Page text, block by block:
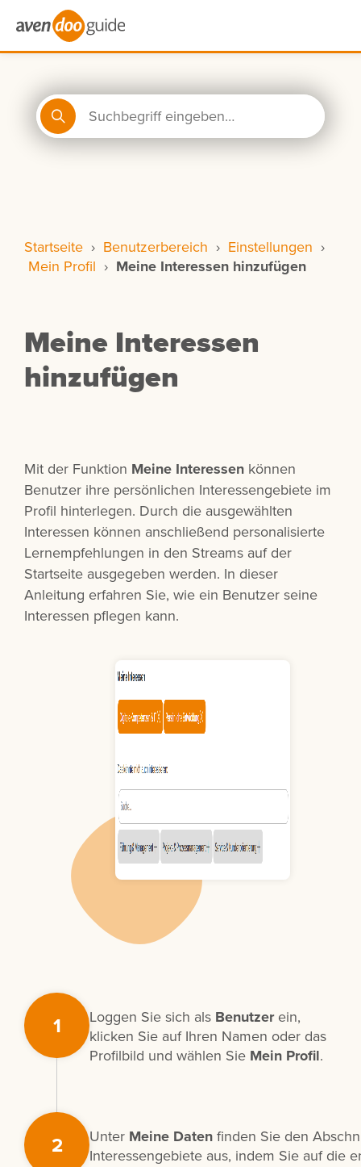
Startseite › Benutzerbereich › Einstellungen ›
Mein Profil › Meine Interessen hinzufügen
Meine Interessen
hinzufügen
Mit der Funktion Meine Interessen können
Benutzer ihre persönlichen Interessengebiete im
Profil hinterlegen. Durch die ausgewählten
Interessen können anschließend personalisierte
Lernempfehlungen in den Streams auf der
Startseite ausgegeben werden. In dieser
Anleitung erfahren Sie, wie ein Benutzer seine
Interessen pflegen kann.
1 Loggen Sie sich als Benutzerein,
klicken Sie auf Ihren Namen oder das
Profilbild und wählen Sie Mein Profil.
2 Unter Meine Datenfinden Sie den
Interessengebiete aus, indem Sie auf die